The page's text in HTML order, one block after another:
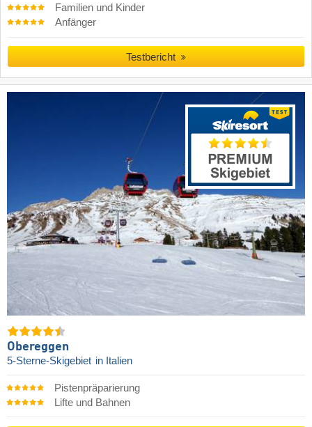
Familien und Kinder
Anfänger
Testbericht
Obereggen
5-Sterne-Skigebiet in Italien
Pistenpräparierung
Lifte und Bahnen